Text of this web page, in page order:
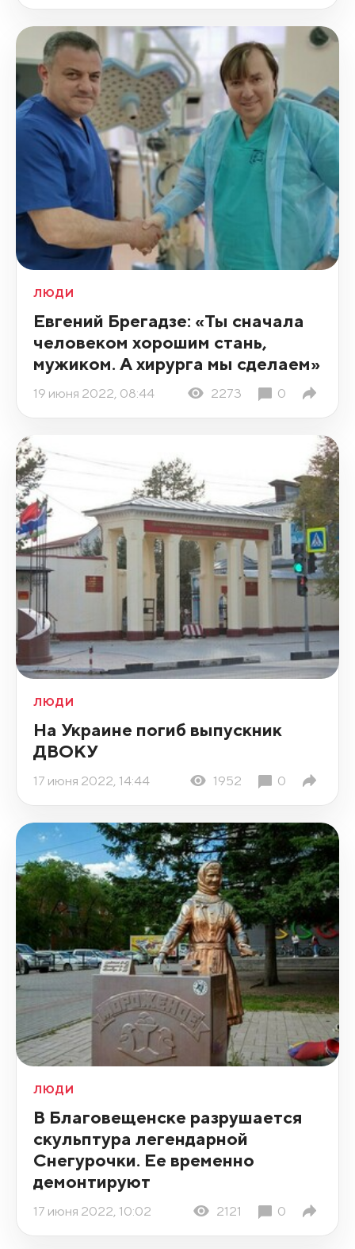
ЛЮДИ
Евгений Брегадзе: «Ты сначала
человеком хорошим стань,
мужиком. А хирурга мы сделаем»
19 июня 2022, 08:44 2273 0
ЛЮДИ
На Украине погиб выпускник
ДВОКУ
17 июня 2022, 14:44 1952 0
ЛЮДИ
В Благовещенске разрушается
скульптура легендарной
Снегурочки. Ее временно
демонтируют
17 июня 2022, 10:02 2121 0